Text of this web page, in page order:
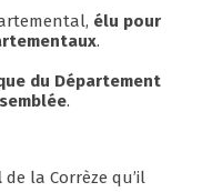
élu pour
.
du Département
.
de la Corrèze qu’il